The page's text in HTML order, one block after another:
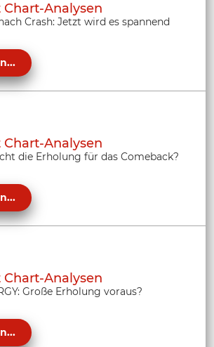
Chart-Analysen
Crash: Jetzt wird es spannend
Chart-Analysen
die Erholung für das Comeback?
Chart-Analysen
Große Erholung voraus?